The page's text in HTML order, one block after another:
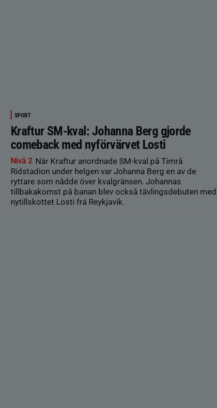
SPORT
Kraftur SM-kval: Johanna Berg gjorde
comeback med nyförvärvet Losti
Nivå 2 När Kraftur anordnade SM-kval på Timrå
Ridstadion under helgen var Johanna Berg en av de
ryttare som nådde över kvalgränsen. Johannas
tillbakakomst på banan blev också tävlingsdebuten med
nytillskottet Losti frá Reykjavik.